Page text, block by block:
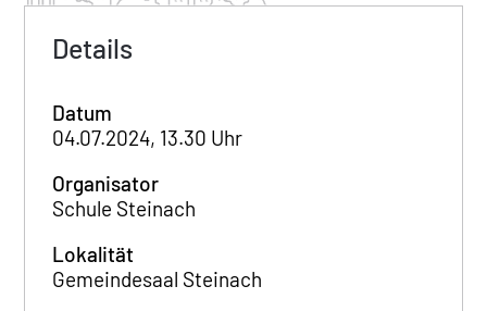
Details
Datum
04.07.2024, 13.30 Uhr
Organisator
Schule Steinach
Lokalität
Gemeindesaal Steinach